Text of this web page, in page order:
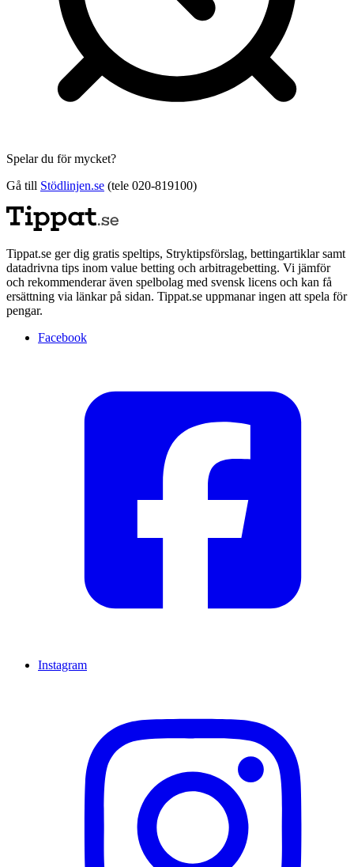
Spelar du för mycket?
Gå till Stödlinjen.se (tele 020-819100)
Tippat.se ger dig gratis speltips, Stryktipsförslag, bettingartiklar samt
datadrivna tips inom value betting och arbitragebetting. Vi jämför
och rekommenderar även spelbolag med svensk licens och kan få
ersättning via länkar på sidan. Tippat.se uppmanar ingen att spela för
pengar.
Facebook
Instagram